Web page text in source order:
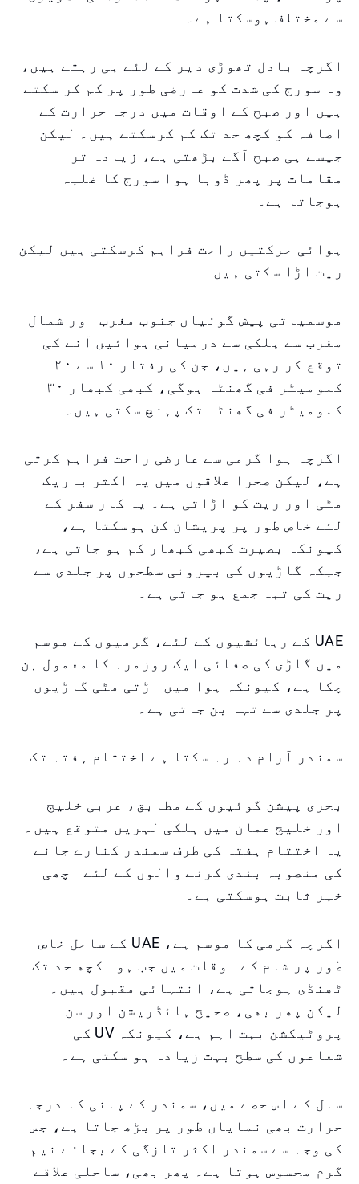
سے مختلف ہوسکتا ہے۔
اگرچہ بادل تھوڑی دیر کے لئے ہی رہتے ہیں،
وہ سورج کی شدت کو عارضی طور پر کم کر سکتے
ہیں اور صبح کے اوقات میں درجہ حرارت کے
اضافہ کو کچھ حد تک کم کرسکتے ہیں۔ لیکن
جیسے ہی صبح آگے بڑھتی ہے، زیادہ تر
مقامات پر پھر ڈوبا ہوا سورج کا غلبہ
ہوجاتا ہے۔
ہوائی حرکتیں راحت فراہم کرسکتی ہیں لیکن
ریت اڑا سکتی ہیں
موسمیاتی پیش گوئیاں جنوب مغرب اور شمال
مغرب سے ہلکی سے درمیانی ہوائیں آنے کی
توقع کر رہی ہیں، جن کی رفتار ۱۰ سے ۲۰
کلومیٹر فی گھنٹہ ہوگی، کبھی کبھار ۳۰
کلومیٹر فی گھنٹہ تک پہنچ سکتی ہیں۔
اگرچہ ہوا گرمی سے عارضی راحت فراہم کرتی
ہے، لیکن صحرا علاقوں میں یہ اکثر باریک
مٹی اور ریت کو اڑاتی ہے۔ یہ کار سفر کے
لئے خاص طور پر پریشان کن ہوسکتا ہے،
کیونکہ بصیرت کبھی کبھار کم ہو جاتی ہے،
جبکہ گاڑیوں کی بیرونی سطحوں پر جلدی سے
ریت کی تہہ جمع ہو جاتی ہے۔
UAE کے رہائشیوں کے لئے، گرمیوں کے موسم
میں گاڑی کی صفائی ایک روزمرہ کا معمول بن
چکا ہے، کیونکہ ہوا میں اڑتی مٹی گاڑیوں
پر جلدی سے تہہ بن جاتی ہے۔
سمندر آرام دہ رہ سکتا ہے اختتام ہفتہ تک
بحری پیشن گوئیوں کے مطابق، عربی خلیج
اور خلیج عمان میں ہلکی لہریں متوقع ہیں۔
یہ اختتام ہفتہ کی طرف سمندر کنارے جانے
کی منصوبہ بندی کرنے والوں کے لئے اچھی
خبر ثابت ہوسکتی ہے۔
اگرچہ گرمی کا موسم ہے، UAE کے ساحل خاص
طور پر شام کے اوقات میں جب ہوا کچھ حد تک
ٹھنڈی ہوجاتی ہے، انتہائی مقبول ہیں۔
لیکن پھر بھی، صحیح ہائڈریشن اور سن
پروٹیکشن بہت اہم ہے، کیونکہ UV کی
شعاعوں کی سطح بہت زیادہ ہو سکتی ہے۔
سال کے اس حصے میں، سمندر کے پانی کا درجہ
حرارت بھی نمایاں طور پر بڑھ جاتا ہے، جس
کی وجہ سے سمندر اکثر تازگی کے بجائے نیم
گرم محسوس ہوتا ہے۔ پھر بھی، ساحلی علاقے